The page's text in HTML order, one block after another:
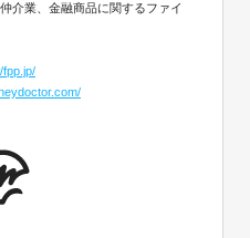
介業、金融商品に関するファイ
fpp.jp/